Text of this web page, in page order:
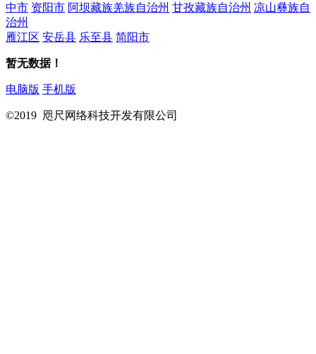
中市 资阳市 阿坝藏族羌族自治州 甘孜藏族自治州 凉山彝族自
治州
雁江区 安岳县 乐至县 简阳市
暂无数据！
电脑版 手机版
©2019 咫尺网络科技开发有限公司